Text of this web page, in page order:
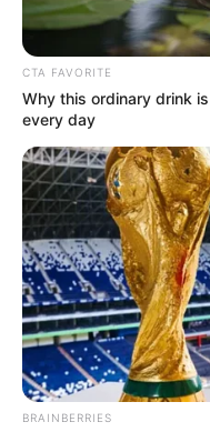
ตารางตัวเลขประจำวั
วันอาทิตย์ = 1
วันจันทร์ = 2
วันอังคาร = 3
วันพุธ = 4
วันพฤหัสบดี = 5
วันศุกร์ = 6
วันเสาร์ = 7
ตัวอย่าง
ถ้าคุณเกิดวันจันทร์ แ
จะต้องนำมาบวกกัน ก็
เสร็จแล้วให้นำ 3 มา
15 / 7 = 2 ได้เศษ 1 (เ
CTA FAVORITE
Why this ordinary drink
every day
BRAINBERRIES